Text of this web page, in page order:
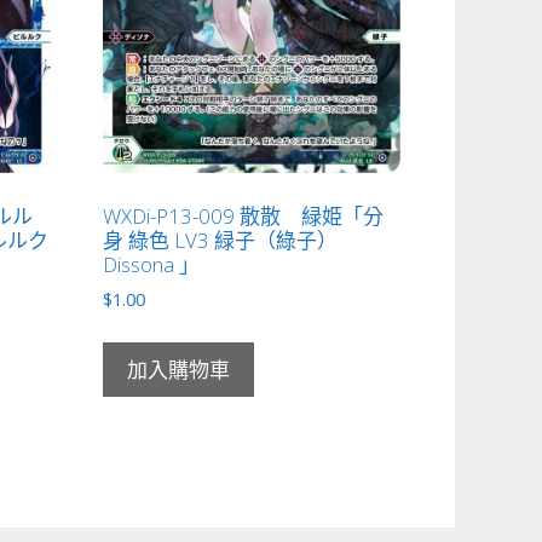
ル
ルク
WXDi-P13-009 散散 緑姫「分
身 綠色 LV3 緑子（綠子）
Dissona 」
$1.00
加入購物車